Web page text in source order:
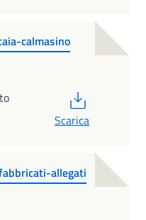
calmasino
Scarica
allegati